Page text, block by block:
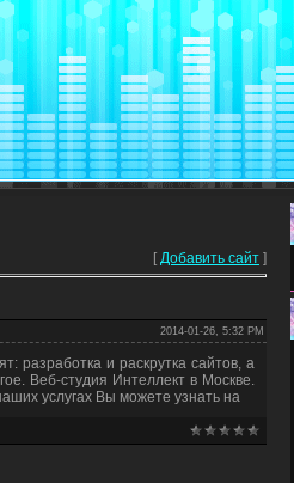
[ Добавить сайт ]
2014-01-26, 5:32 PM
разработка и раскрутка сайтов, а
Веб-студия Интеллект в Москве.
услугах Вы можете узнать на